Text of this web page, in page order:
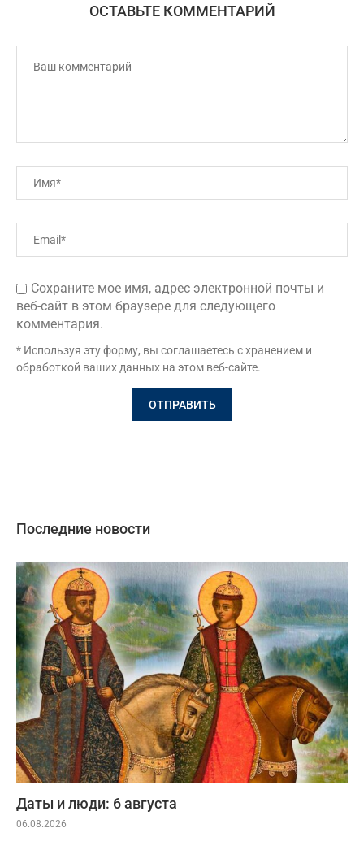
ОСТАВЬТЕ КОММЕНТАРИЙ
Сохраните мое имя, адрес электронной почты и
веб-сайт в этом браузере для следующего
комментария.
* Используя эту форму, вы соглашаетесь с хранением и
обработкой ваших данных на этом веб-сайте.
Последние новости
Даты и люди: 6 августа
06.08.2026